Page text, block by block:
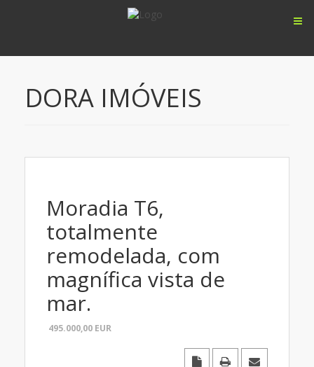
DORA IMÓVEIS
Moradia T6,
totalmente
remodelada, com
magnífica vista de
mar.
495.000,00 EUR